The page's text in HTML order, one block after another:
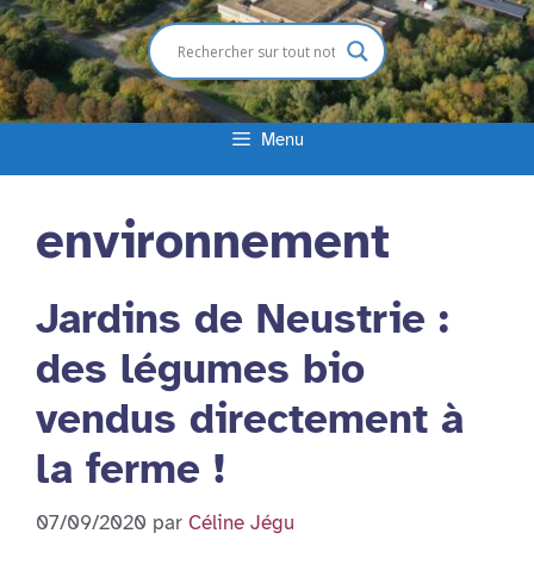
Menu
environnement
Jardins de Neustrie :
des légumes bio
vendus directement à
la ferme !
07/09/2020 par Céline Jégu